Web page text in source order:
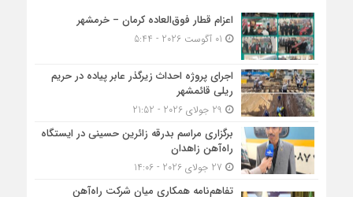
اعزام قطار فوق‌العاده کرمان – خرمشهر
اجرای پروژه احداث زیرگذر عابر پیاده در حریم
ریلی قائمشهر
برگزاری مراسم بدرقه زائرین حسینی در ایستگاه
راه‌آهن زاهدان
تفاهم‌نامه همکاری میان شرکت راه‌آهن